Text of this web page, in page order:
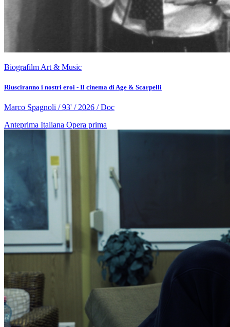
Biografilm Art & Music
Riusciranno i nostri eroi - Il cinema di Age & Scarpelli
Marco Spagnoli / 93' / 2026 / Doc
Anteprima Italiana Opera prima